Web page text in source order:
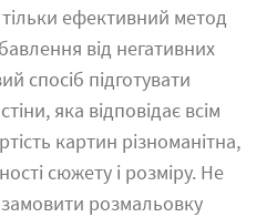
ефективний метод
від негативних
спосіб підготувати
яка відповідає всім
картин різноманітна,
сюжету і розміру. Не
розмальовку